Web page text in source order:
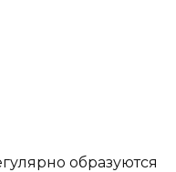
образуются